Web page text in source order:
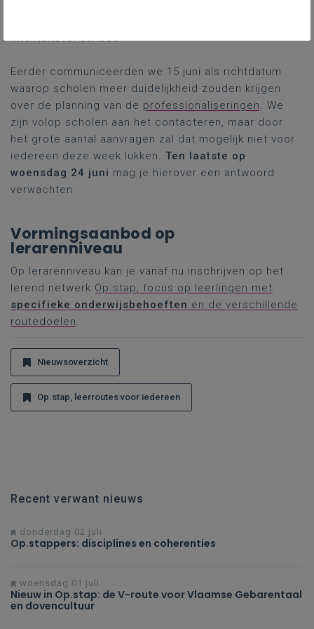
kwaliteitsvol aanbod.
Eerder communiceerden we 15 juni als richtdatum
waarop scholen meer duidelijkheid zouden krijgen
over de planning van de professionaliseringen. We
zijn volop scholen aan het contacteren, maar door
het grote aantal aanvragen zal dat mogelijk niet voor
iedereen deze week lukken. Ten laatste op
woensdag 24 juni mag je hierover een antwoord
verwachten.
Vormingsaanbod op
lerarenniveau
Op lerarenniveau kan je vanaf nu inschrijven op het
lerend netwerk Op.stap, focus op leerlingen met
specifieke onderwijsbehoeften en de verschillende
routedoelen.
Nieuwsoverzicht
Op.stap, leerroutes voor iedereen
Recent verwant nieuws
donderdag 02 juli
Op.stappers: disciplines en coherenties
woensdag 01 juli
Nieuw in Op.stap: de V-route voor Vlaamse Gebarentaal
en dovencultuur